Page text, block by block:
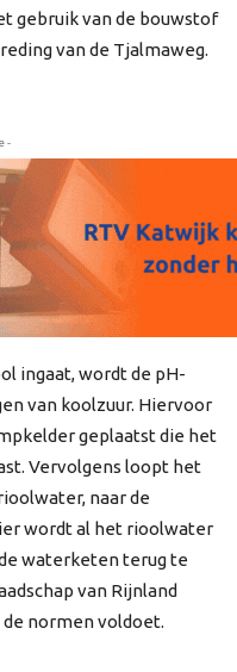
gebruik van de bouwstof
van de Tjalmaweg.
-
ingaat, wordt de pH-
van koolzuur. Hiervoor
geplaatst die het
Vervolgens loopt het
naar de
wordt al het rioolwater
waterketen terug te
van Rijnland
normen voldoet.